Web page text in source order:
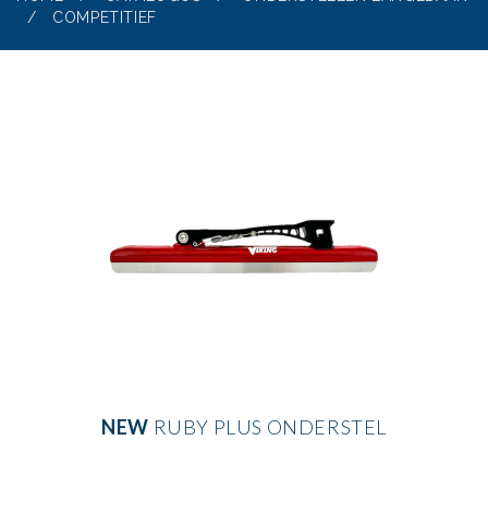
/
COMPETITIEF
NEW RUBY PLUS ONDERSTEL